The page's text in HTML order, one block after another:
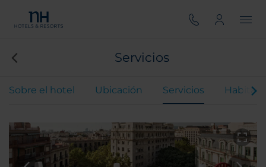
Servicios
Sobre el hotel Ubicación Servicios